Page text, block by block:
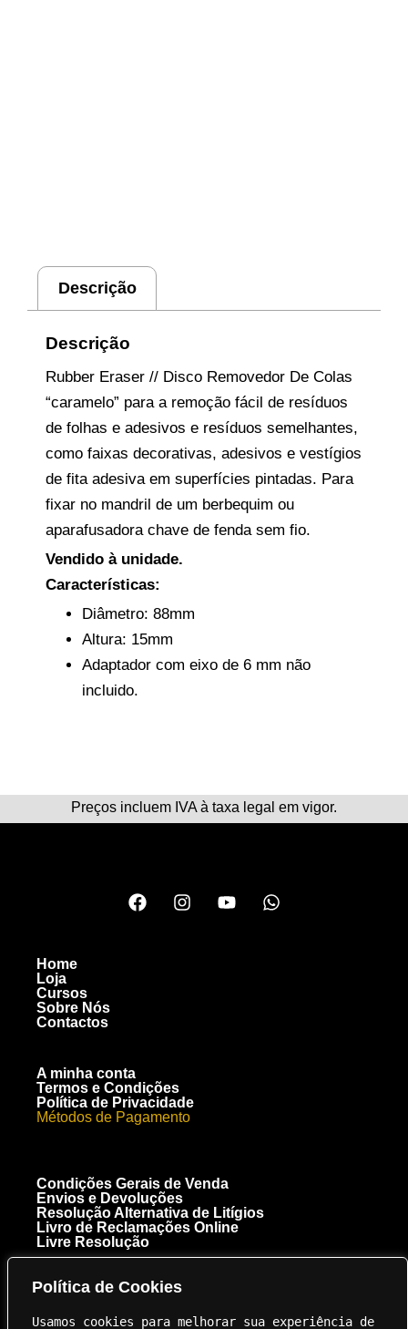
Política de Cookies
Usamos cookies para melhorar sua experiência de
Descrição
Descrição
Rubber Eraser // Disco Removedor De Colas
“caramelo” para a remoção fácil de resíduos
de folhas e adesivos e resíduos semelhantes,
como faixas decorativas, adesivos e vestígios
de fita adesiva em superfícies pintadas. Para
fixar no mandril de um berbequim ou
aparafusadora chave de fenda sem fio.
Vendido à unidade.
Características:
Diâmetro: 88mm
Altura: 15mm
Adaptador com eixo de 6 mm não
incluido.
Preços incluem IVA à taxa legal em vigor.
Home
Loja
Cursos
Sobre Nós
Contactos
A minha conta
Termos e Condições
Política de Privacidade
Métodos de Pagamento
Condições Gerais de Venda
Envios e Devoluções
Resolução Alternativa de Litígios
Livro de Reclamações Online
Livre Resolução
Royal Carbon Creations Unipessoal, Lda. EN 125 Troto Km 95.5